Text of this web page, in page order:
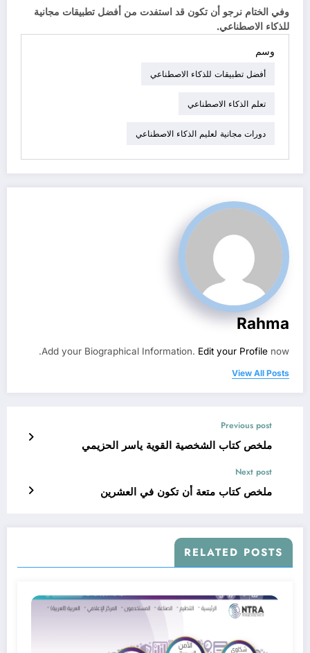
وفي الختام نرجو أن تكون قد استفدت من أفضل تطبيقات مجانية
للذكاء الاصطناعي.
وسم
أفضل تطبيقات للذكاء الاصطناعي
تعلم الذكاء الاصطناعي
دورات مجانية لعليم الذكاء الاصطناعي
Rahma
Add your Biographical Information. Edit your Profile now.
View All Posts
Previous post
ملخص كتاب الشخصية القوية ياسر الحزيمي
Next post
ملخص كتاب متعة أن تكون في العشرين
RELATED POSTS